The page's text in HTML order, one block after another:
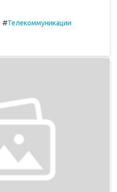
#Телекоммуникации